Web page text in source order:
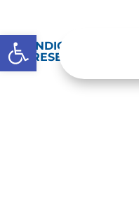
Abrir barra de
INDICE DE
RESERVADA